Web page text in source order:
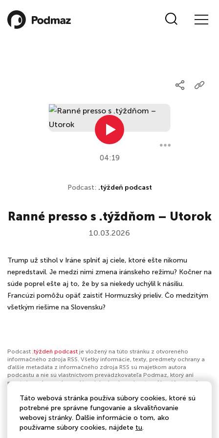
04:19
Podcast: .týždeň podcast
Ranné presso s .týždňom – Utorok
10.03.2026
Trump už stihol v Iráne splniť aj ciele, ktoré ešte nikomu
nepredstavil. Je medzi nimi zmena iránskeho režimu? Kočner na
súde poprel ešte aj to, že by sa niekedy uchýlil k násiliu.
Francúzi pomôžu opäť zaistiť Hormuzský prieliv. Čo medzitým
všetkým riešime na Slovensku?
Podcast .týždeň podcast je vložený na túto stránku z otvoreného
informačného zdroja RSS. Všetky informácie, texty, predmety ochrany a
ďalšie metadáta z informačného zdroja RSS sú majetkom autora
podcastu a nie sú vlastníctvom prevádzkovateľa Podmaz, ktorý ani
nevytvára ani nezodpovedá za ich obsah podcastov. Ak máš za to, že
nahlásiť obsah. Ak je toto tvoj podcast a chceš získať kontrolu nad týmto
profilomklikni sem.
Autor:.týždeň podcast
Táto webová stránka používa súbory cookies, ktoré sú
potrebné pre správne fungovanie a skvalitňovanie
webovej stránky. Ďalšie informácie o tom, ako
používame súbory cookies, nájdete tu.